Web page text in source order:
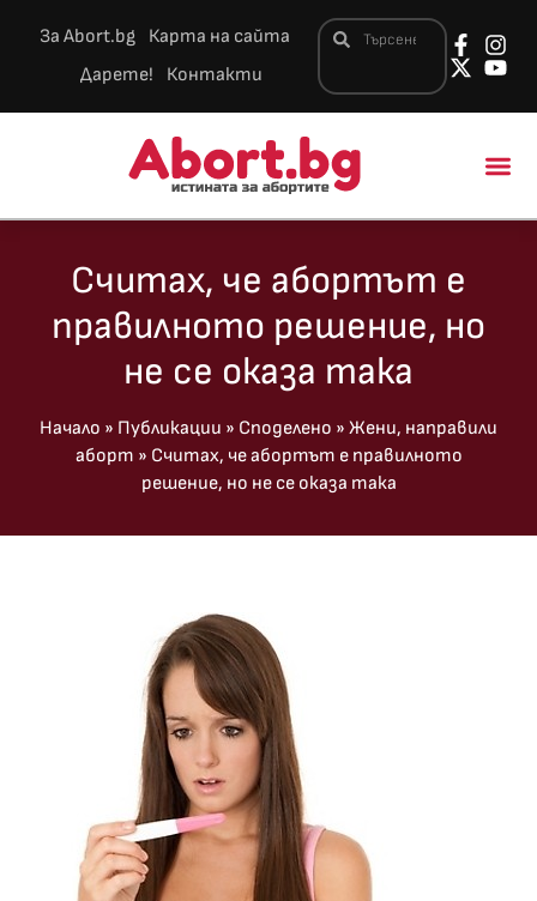
За Abort.bg
Карта на сайта
Дарете!
Контакти
Считах, че абортът е
правилното решение, но
не се оказа така
Начало » Публикации » Споделено » Жени, направили
аборт » Считах, че абортът е правилното
решение, но не се оказа така